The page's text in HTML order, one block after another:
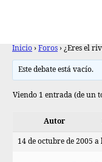
Inicio › Foros › ¿Eres el
Este debate está vacío.
Viendo 1 entrada (de un
Autor
14 de octubre de 2005 a